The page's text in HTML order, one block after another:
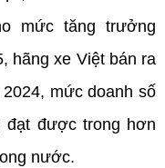
mức tăng trưởng
hãng xe Việt bán ra
mức doanh số
đạt được trong hơn
nước.